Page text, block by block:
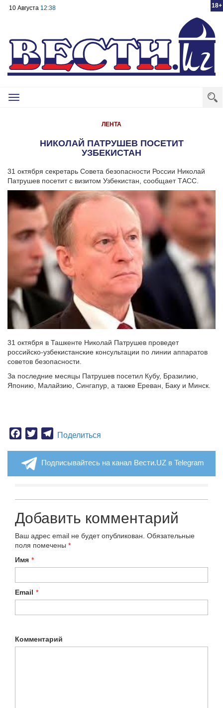
18+
10 Августа 12:38
Toggle
ЛЕНТА
НИКОЛАЙ ПАТРУШЕВ ПОСЕТИТ
УЗБЕКИСТАН
31 октября секретарь Совета безопасности России Николай
Патрушев посетит с визитом Узбекистан, сообщает ТАСС.
31 октября в Ташкенте Николай Патрушев проведет
российско-узбекистанские консультации по линии аппаратов
советов безопасности.
За последние месяцы Патрушев посетил Кубу, Бразилию,
Японию, Малайзию, Сингапур, а также Ереван, Баку и Минск.
Facebook
TwitterTelegram
Поделиться
Подписывайтесь на канал Вести.UZ в Telegram
Добавить комментарий
Ваш адрес email не будет опубликован. Обязательные
поля помечены *
Имя *
Email *
Комментарий